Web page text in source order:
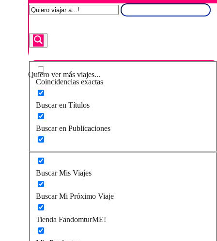
Quiero ver más viajes...
Coincidencias exactas
Buscar en Títulos
Buscar en Publicaciones
Buscar Mis Viajes
Buscar Mi Próximo Viaje
Tienda FandomturME!